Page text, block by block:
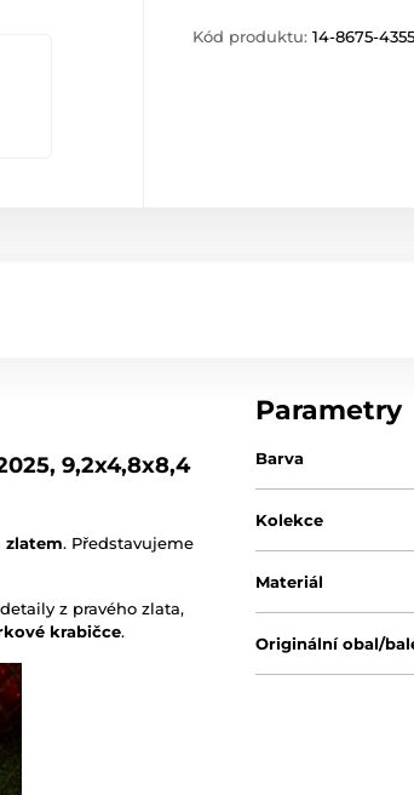
Kód produktu: 14-8675-4355
9,2x4,8x8,4
zlatem. Představujeme
z pravého zlata,
krabičce.
Parametry
Barva
Kolekce
Materiál
Originální obal/